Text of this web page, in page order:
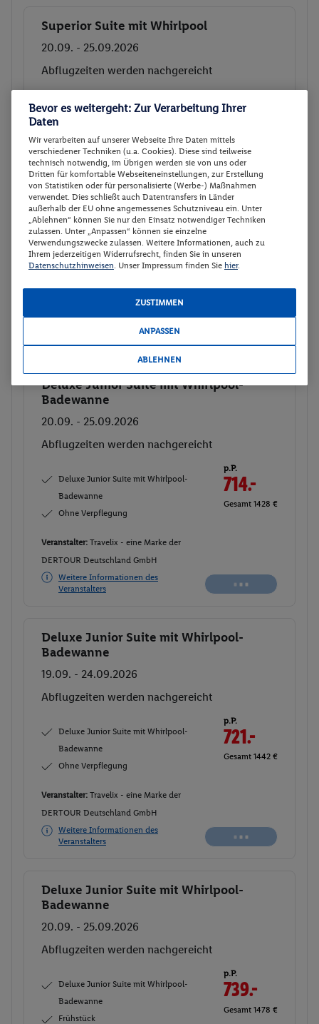
Buchen
Superior Suite mit Whirlpool
20.09. - 25.09.2026
Abflugzeiten werden nachgereicht
Superior Suite mit Whirlpool
686.-
Veranstalter:Travelix - eine Marke der
DERTOUR Deutschland GmbH
Weitere Informationen des
Veranstalters
30 weitere Angebote anzeigen
Deluxe Junior Suite mit Whirlpool-
Zimmerdetails
Buchen
Deluxe Junior Suite mit Whirlpool-
Badewanne
20.09. - 25.09.2026
Abflugzeiten werden nachgereicht
Deluxe Junior Suite mit Whirlpool-
Badewanne
Ohne Verpflegung
p.P.
714.-
Gesamt 1428 €
Veranstalter: Travelix - eine Marke der
DERTOUR Deutschland GmbH
Weitere Informationen des
Veranstalters
Buchen
Deluxe Junior Suite mit Whirlpool-
Badewanne
19.09. - 24.09.2026
Abflugzeiten werden nachgereicht
Deluxe Junior Suite mit Whirlpool-
Badewanne
Ohne Verpflegung
p.P.
721.-
Gesamt 1442 €
Veranstalter: Travelix - eine Marke der
DERTOUR Deutschland GmbH
Weitere Informationen des
Veranstalters
Buchen
Deluxe Junior Suite mit Whirlpool-
Badewanne
20.09. - 25.09.2026
Abflugzeiten werden nachgereicht
Deluxe Junior Suite mit Whirlpool-
Badewanne
Frühstück
p.P.
739.-
Gesamt 1478 €
Bevor es weitergeht: Zur Verarbeitung Ihrer
Daten
Wir verarbeiten auf unserer Webseite Ihre Daten mittels
verschiedener Techniken (u.a. Cookies). Diese sind teilweise
technisch notwendig, im Übrigen werden sie von uns oder
Dritten für komfortable Webseiteneinstellungen, zur Erstellung
von Statistiken oder für personalisierte (Werbe-) Maßnahmen
verwendet. Dies schließt auch Datentransfers in Länder
außerhalb der EU ohne angemessenes Schutzniveau ein. Unter
„Ablehnen“ können Sie nur den Einsatz notwendiger Techniken
zulassen. Unter „Anpassen“ können sie einzelne
Verwendungszwecke zulassen. Weitere Informationen, auch zu
Ihrem jederzeitigen Widerrufsrecht, finden Sie in unseren
Datenschutzhinweisen . Unser Impressum finden Sie hier.
ZUSTIMMEN
ANPASSEN
ABLEHNEN